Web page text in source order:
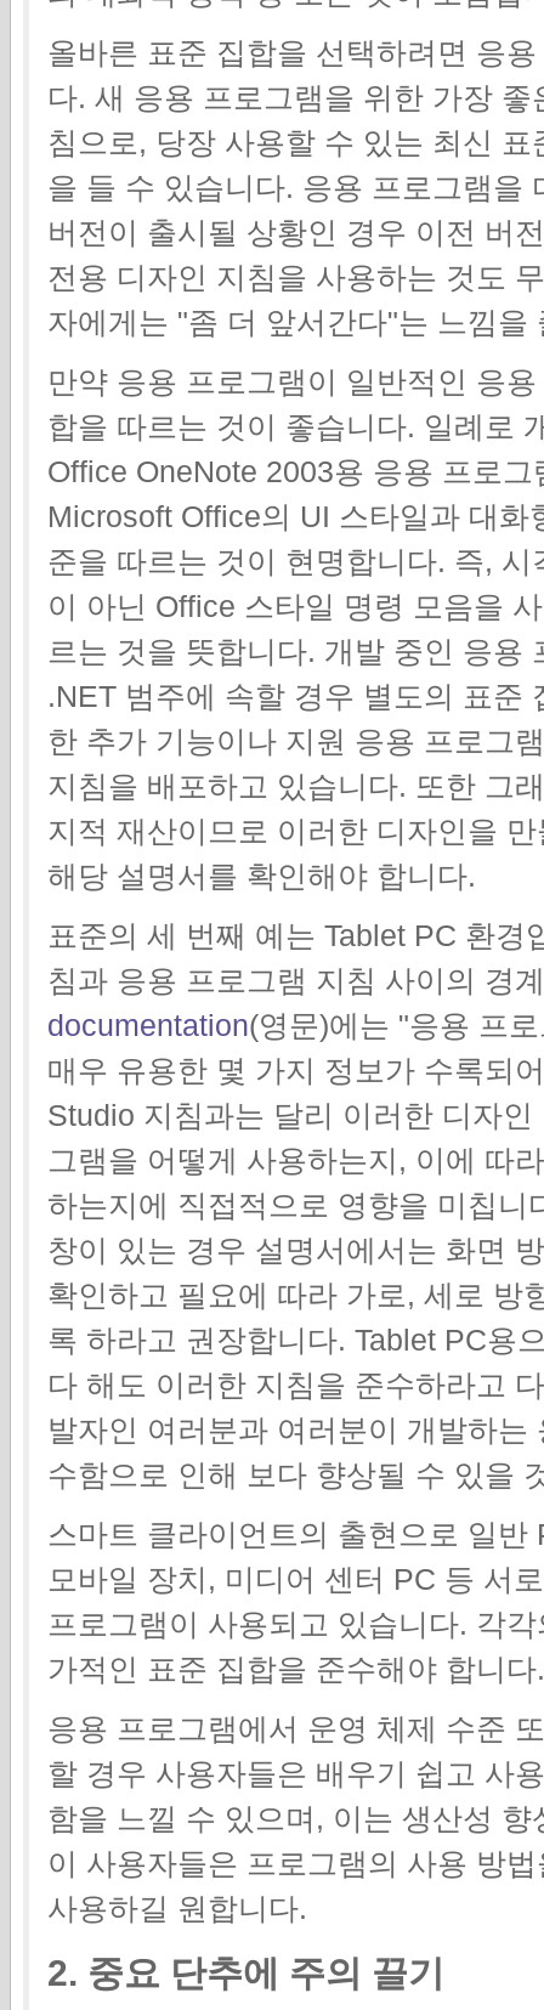
올바른 표준 집합을 선택하려면 응
다. 새 응용 프로그램을 위한 가장
침으로, 당장 사용할 수 있는 최신
을 들 수 있습니다. 응용 프로그램을
버전이 출시될 상황인 경우 이전 버
전용 디자인 지침을 사용하는 것도
자에게는 "좀 더 앞서간다"는 느낌을
만약 응용 프로그램이 일반적인 응
합을 따르는 것이 좋습니다. 일례로
Office OneNote 2003용 응용 프로
Microsoft Office의 UI 스타일과 대
준을 따르는 것이 현명합니다. 즉,
이 아닌 Office 스타일 명령 모음을
르는 것을 뜻합니다. 개발 중인 응
.NET 범주에 속할 경우 별도의 표준
한 추가 기능이나 지원 응용 프로그
지침을 배포하고 있습니다. 또한 그
지적 재산이므로 이러한 디자인을
해당 설명서를 확인해야 합니다.
표준의 세 번째 예는 Tablet PC 환
침과 응용 프로그램 지침 사이의 경
documentation(영문)에는 "응용 프
매우 유용한 몇 가지 정보가 수록되
Studio 지침과는 달리 이러한 디자
그램을 어떻게 사용하는지, 이에 따
하는지에 직접적으로 영향을 미칩
창이 있는 경우 설명서에서는 화면
확인하고 필요에 따라 가로, 세로 방
록 하라고 권장합니다. Tablet PC용
다 해도 이러한 지침을 준수하라고
발자인 여러분과 여러분이 개발하
수함으로 인해 보다 향상될 수 있을
스마트 클라이언트의 출현으로 일
모바일 장치, 미디어 센터 PC 등 서
프로그램이 사용되고 있습니다. 각
가적인 표준 집합을 준수해야 합니다.
응용 프로그램에서 운영 체제 수준
할 경우 사용자들은 배우기 쉽고 사
함을 느낄 수 있으며, 이는 생산성
이 사용자들은 프로그램의 사용 방
사용하길 원합니다.
2. 중요 단추에 주의 끌기